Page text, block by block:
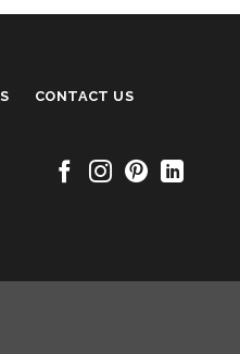
CONTACT US